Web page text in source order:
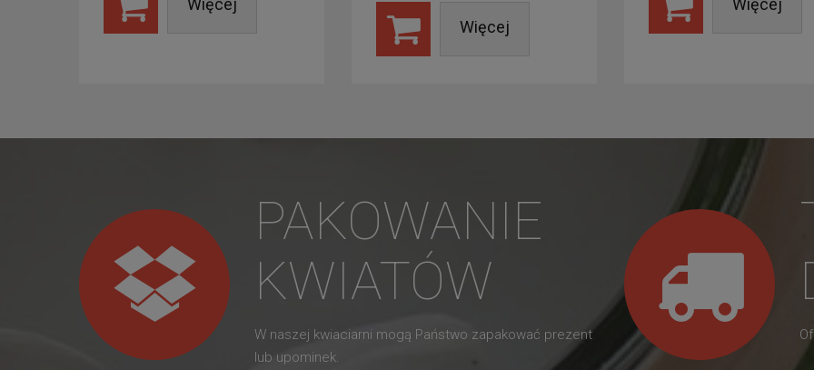
Więcej
Więcej
Więcej
PAKOWANIE
KWIATÓW
W naszej kwiaciarni mogą Państwo zapakować prezent
lub upominek.